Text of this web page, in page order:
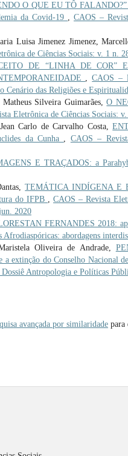
O QUE EU TÔ FALANDO?”
da Covid-19 , CAOS –
Luisa Jimenez Jimenez,
de Ciências Sociais: v. 1 n.
DE “LINHA DE COR”
,CAOS –
Cenário das Religiões e
Silveira Guimarães,O
Eletrônica de Ciências Sociais:
Carlo de Carvalho Costa,
da Cunha , CAOS –
E TRAÇADOS: a
TEMÁTICA INDÍGENA E
do IFPB ,CAOS – Revista
2020
FERNANDES 2018:
Afrodiaspóricas: abordagens
Oliveira de Andrade,
extinção do Conselho Nacional
Antropologia e Políticas
avançada por similaridade para